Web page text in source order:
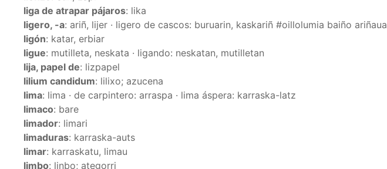
liga de atrapar pájaros: lika
ligero, -a: ariñ, lijer · ligero de cascos: buruarin, kaskariñ #oillolumia baiño ariñaua
ligón: katar, erbiar
ligue: mutilleta, neskata · ligando: neskatan, mutilletan
lija, papel de: lizpapel
lilium candidum: lilixo; azucena
lima: lima · de carpintero: arraspa · lima áspera: karraska-latz
limaco: bare
limador: limari
limaduras: karraska-auts
limar: karraskatu, limau
limbo: linbo; ategorri